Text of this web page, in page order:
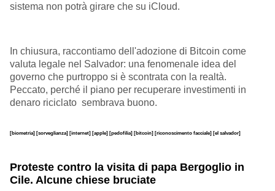
sistema non potrà girare che su iCloud.
In chiusura, raccontiamo dell'adozione di Bitcoin come
valuta legale nel Salvador: una fenomenale idea del
governo che purtroppo si è scontrata con la realtà.
Peccato, perché il piano per recuperare investimenti in
denaro riciclato sembrava buono.
[biometria] [sorveglianza] [internet] [apple] [pedofilia] [bitcoin] [riconoscimento facciale] [el salvador]
Proteste contro la visita di papa Bergoglio in
Cile. Alcune chiese bruciate